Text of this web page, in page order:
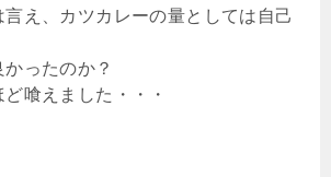
え、カツカレーの量としては自己
ったのか？
喰えました・・・